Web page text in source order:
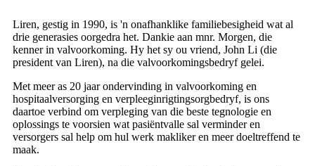
Liren, gestig in 1990, is 'n onafhanklike familiebesigheid wat al
drie generasies oorgedra het. Dankie aan mnr. Morgen, die
kenner in valvoorkoming. Hy het sy ou vriend, John Li (die
president van Liren), na die valvoorkomingsbedryf gelei.
Met meer as 20 jaar ondervinding in valvoorkoming en
hospitaalversorging en verpleeginrigtingsorgbedryf, is ons
daartoe verbind om verpleging van die beste tegnologie en
oplossings te voorsien wat pasiëntvalle sal verminder en
versorgers sal help om hul werk makliker en meer doeltreffend te
maak.